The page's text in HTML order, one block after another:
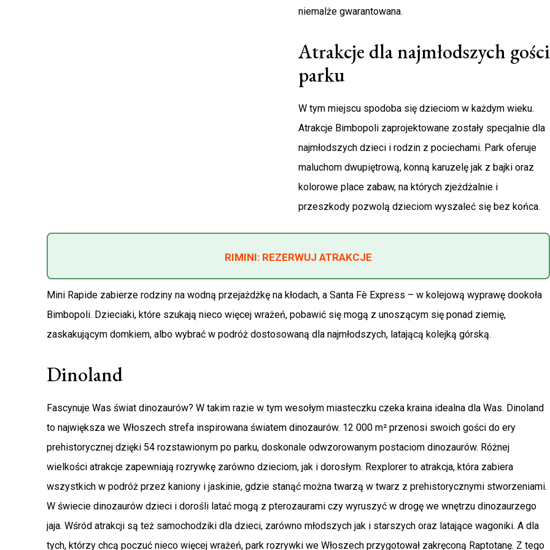
niemalże gwarantowana.
Atrakcje dla najmłodszych gości
parku
W tym miejscu spodoba się dzieciom w każdym wieku.
Atrakcje Bimbopoli zaprojektowane zostały specjalnie dla
najmłodszych dzieci i rodzin z pociechami. Park oferuje
maluchom dwupiętrową, konną karuzelę jak z bajki oraz
kolorowe place zabaw, na których zjeżdżalnie i
przeszkody pozwolą dzieciom wyszaleć się bez końca.
RIMINI: REZERWUJ ATRAKCJE
Mini Rapide zabierze rodziny na wodną przejażdżkę na kłodach, a Santa Fè Express – w kolejową wyprawę dookoła
Bimbopoli. Dzieciaki, które szukają nieco więcej wrażeń, pobawić się mogą z unoszącym się ponad ziemię,
zaskakującym domkiem, albo wybrać w podróż dostosowaną dla najmłodszych, latającą kolejką górską.
Dinoland
Fascynuje Was świat dinozaurów? W takim razie w tym wesołym miasteczku czeka kraina idealna dla Was. Dinoland
to największa we Włoszech strefa inspirowana światem dinozaurów. 12 000 m² przenosi swoich gości do ery
prehistorycznej dzięki 54 rozstawionym po parku, doskonale odwzorowanym postaciom dinozaurów. Różnej
wielkości atrakcje zapewniają rozrywkę zarówno dzieciom, jak i dorosłym. Rexplorer to atrakcja, która zabiera
wszystkich w podróż przez kaniony i jaskinie, gdzie stanąć można twarzą w twarz z prehistorycznymi stworzeniami.
W świecie dinozaurów dzieci i dorośli latać mogą z pterozaurami czy wyruszyć w drogę we wnętrzu dinozaurzego
jaja. Wśród atrakcji są też samochodziki dla dzieci, zarówno młodszych jak i starszych oraz latające wagoniki. A dla
tych, którzy chcą poczuć nieco więcej wrażeń, park rozrywki we Włoszech przygotował zakręconą Raptotanę. Z tego